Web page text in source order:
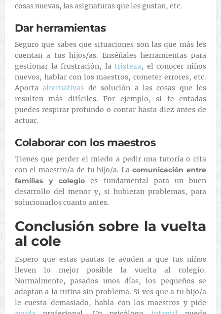
cosas nuevas, las asignaturas que les gustan, etc.
Dar herramientas
Seguro que sabes que situaciones son las que más les
cuentan a tus hijos/as. Enséñales herramientas para
gestionar la frustración, latristeza, el conocer niños
nuevos, hablar con los maestros, cometer errores, etc.
Aportaalternativas de solución a las cosas que les
resulten más difíciles. Por ejemplo, si te enfadas
puedes respirar profundo o contar hasta diez antes de
actuar.
Colaborar con los maestros
Tienes que perder el miedo a pedir una tutoría o cita
con el maestro/a de tu hijo/a. Lacomunicación entre
familias y colegio es fundamental para un buen
desarrollo del menor y, si hubieran problemas, para
solucionarlos cuanto antes.
Conclusión sobre la vuelta
al cole
Espero que estas pautas te ayuden a que tus niños
lleven lo mejor posible la vuelta al colegio.
Normalmente, pasados unos días, los pequeños se
adaptan a la rutina sin problema. Si ves que a tu hijo/a
le cuesta demasiado, habla con los maestros y pide